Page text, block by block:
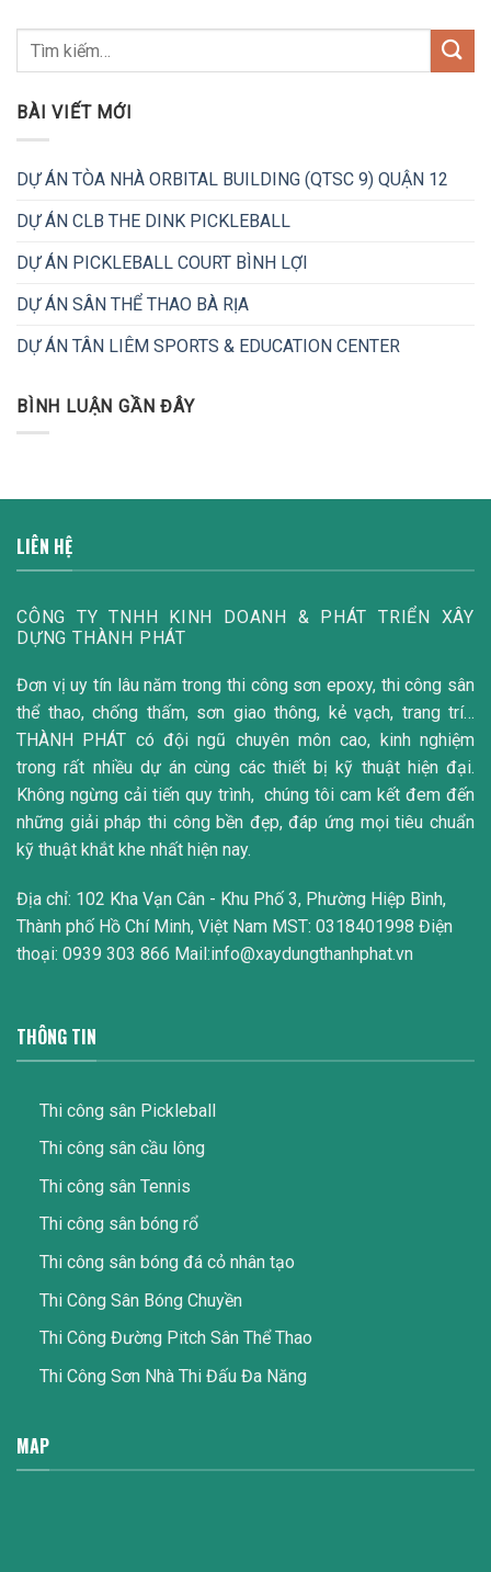
BÀI VIẾT MỚI
DỰ ÁN TÒA NHÀ ORBITAL BUILDING (QTSC 9) QUẬN 12
DỰ ÁN CLB THE DINK PICKLEBALL
DỰ ÁN PICKLEBALL COURT BÌNH LỢI
DỰ ÁN SÂN THỂ THAO BÀ RỊA
DỰ ÁN TÂN LIÊM SPORTS & EDUCATION CENTER
BÌNH LUẬN GẦN ĐÂY
LIÊN HỆ
CÔNG TY TNHH KINH DOANH & PHÁT TRIỂN XÂY
DỰNG THÀNH PHÁT
Đơn vị uy tín lâu năm trong thi công sơn epoxy, thi công sân
thể thao, chống thấm, sơn giao thông, kẻ vạch, trang trí…
THÀNH PHÁT có đội ngũ chuyên môn cao, kinh nghiệm
trong rất nhiều dự án cùng các thiết bị kỹ thuật hiện đại.
Không ngừng cải tiến quy trình, chúng tôi cam kết đem đến
những giải pháp thi công bền đẹp, đáp ứng mọi tiêu chuẩn
kỹ thuật khắt khe nhất hiện nay.
Địa chỉ: 102 Kha Vạn Cân - Khu Phố 3, Phường Hiệp Bình,
Thành phố Hồ Chí Minh, Việt Nam MST: 0318401998 Điện
thoại: 0939 303 866 Mail:info@xaydungthanhphat.vn
THÔNG TIN
Thi công sân Pickleball
Thi công sân cầu lông
Thi công sân Tennis
Thi công sân bóng rổ
Thi công sân bóng đá cỏ nhân tạo
Thi Công Sân Bóng Chuyền
Thi Công Đường Pitch Sân Thể Thao
Thi Công Sơn Nhà Thi Đấu Đa Năng
MAP